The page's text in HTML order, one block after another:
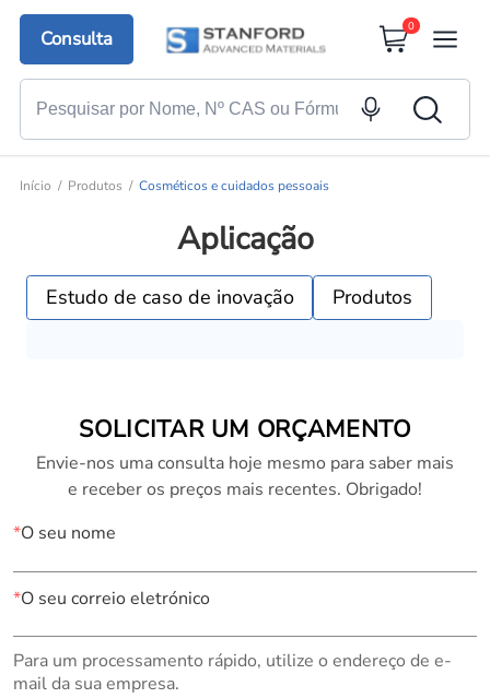
Consulta
0
Início Produtos Cosméticos e cuidados pessoais
Aplicação
Estudo de caso de inovação Produtos
SOLICITAR UM ORÇAMENTO
Envie-nos uma consulta hoje mesmo para saber mais
e receber os preços mais recentes. Obrigado!
*O seu nome
*O seu correio eletrónico
Para um processamento rápido, utilize o endereço de e-
mail da sua empresa.